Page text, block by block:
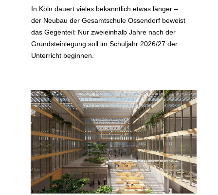
In Köln dauert vieles bekanntlich etwas länger –
der Neubau der Gesamtschule Ossendorf beweist
das Gegenteil: Nur zweieinhalb Jahre nach der
Grundsteinlegung soll im Schuljahr 2026/27 der
Unterricht beginnen.